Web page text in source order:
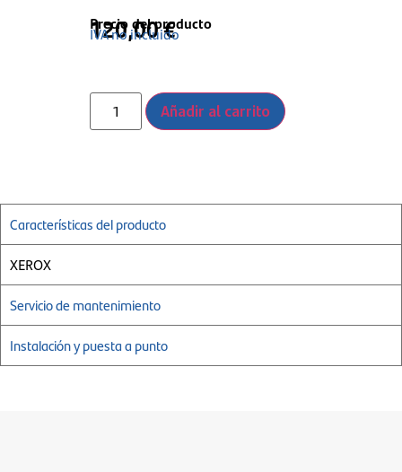
Precio del producto
120,00€
IVA no incluido
Añadir al carrito
Características del producto
XEROX
Servicio de mantenimiento
Instalación y puesta a punto